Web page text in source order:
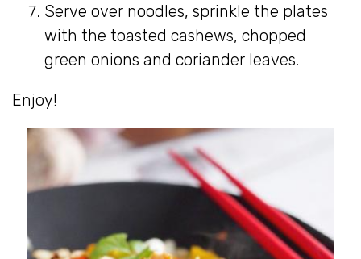
Serve over noodles, sprinkle the plates
with the toasted cashews, chopped
green onions and coriander leaves.
Enjoy!